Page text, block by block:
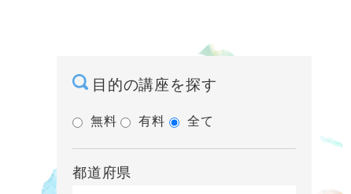
目的の講座を探す
無料 有料 全て
都道府県